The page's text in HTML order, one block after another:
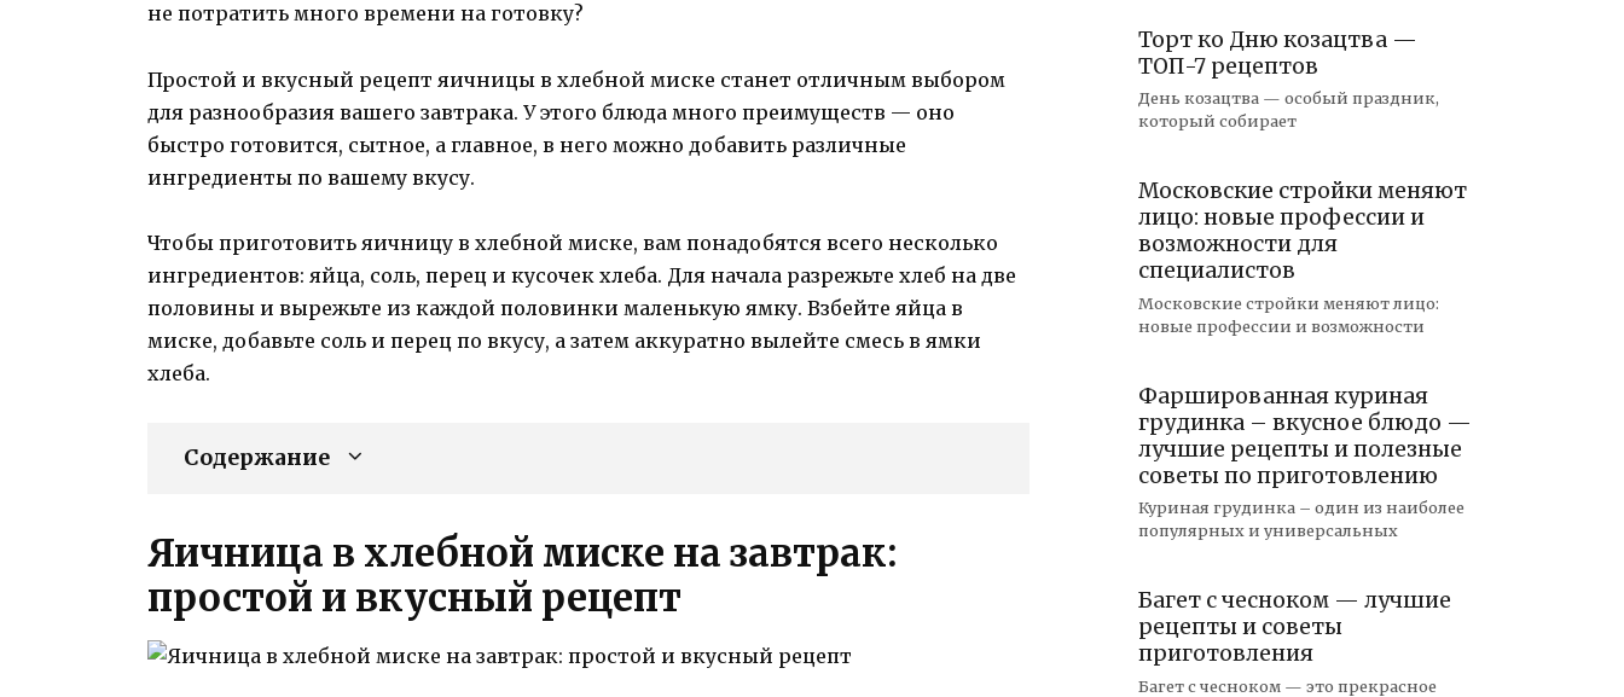
не потратить много времени на готовку?
Простой и вкусный рецепт яичницы в хлебной миске станет отличным выбором
для разнообразия вашего завтрака. У этого блюда много преимуществ — оно
быстро готовится, сытное, а главное, в него можно добавить различные
ингредиенты по вашему вкусу.
Чтобы приготовить яичницу в хлебной миске, вам понадобятся всего несколько
ингредиентов: яйца, соль, перец и кусочек хлеба. Для начала разрежьте хлеб на две
половины и вырежьте из каждой половинки маленькую ямку. Взбейте яйца в
миске, добавьте соль и перец по вкусу, а затем аккуратно вылейте смесь в ямки
хлеба.
Содержание
Яичница в хлебной миске на завтрак:
простой и вкусный рецепт
Торт ко Дню козацтва —
ТОП-7 рецептов
День козацтва — особый праздник,
который собирает
Московские стройки меняют
лицо: новые профессии и
возможности для
специалистов
Московские стройки меняют лицо:
новые профессии и возможности
Фаршированная куриная
грудинка – вкусное блюдо —
лучшие рецепты и полезные
советы по приготовлению
Куриная грудинка – один из наиболее
популярных и универсальных
Багет с чесноком — лучшие
рецепты и советы
приготовления
Багет с чесноком — это прекрасное